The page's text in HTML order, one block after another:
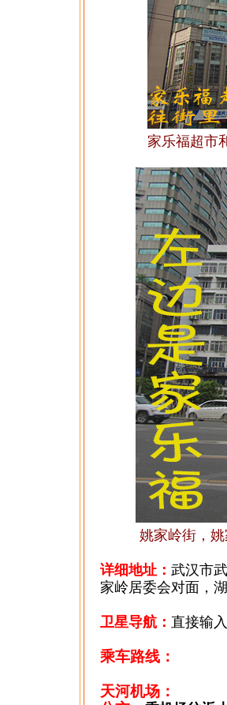
家乐福超市
姚家岭街，
详细地址： 武汉市
家岭居委会对面，
卫星导航： 直接输
乘车路线：
天河机场：